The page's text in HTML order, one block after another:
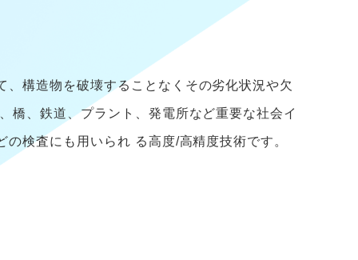
、構造物を破壊することなくその劣化状況や欠
橋、鉄道、プラント、発電所など重要な社会イ
検査にも用いられ る高度/高精度技術です。